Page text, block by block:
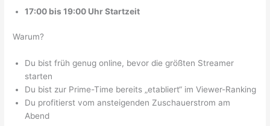
17:00 bis 19:00 Uhr Startzeit
Warum?
Du bist früh genug online, bevor die größten Streamer
starten
Du bist zur Prime-Time bereits „etabliert“ im Viewer-Ranking
Du profitierst vom ansteigenden Zuschauerstrom am
Abend